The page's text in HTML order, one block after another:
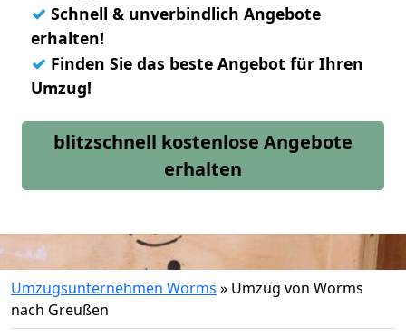
✓ Schnell & unverbindlich Angebote
erhalten!
✓ Finden Sie das beste Angebot für Ihren
Umzug!
blitzschnell kostenlose Angebote
erhalten
Umzugsunternehmen Worms » Umzug von Worms
nach Greußen